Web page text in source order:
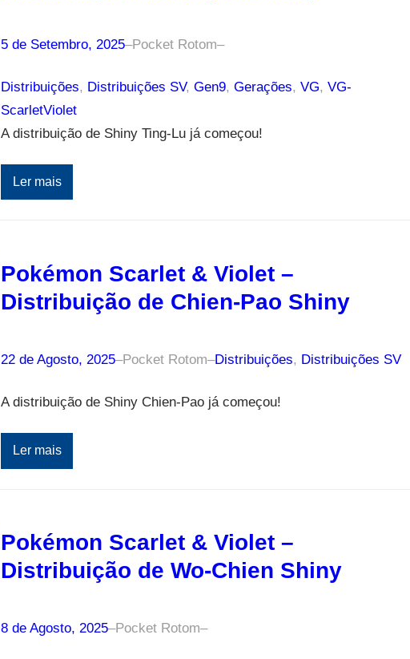
5 de Setembro, 2025–Pocket Rotom–
Distribuições, Distribuições SV, Gen9, Gerações, VG, VG-
ScarletViolet
A distribuição de Shiny Ting-Lu já começou!
Ler mais
Pokémon Scarlet & Violet –
Distribuição de Chien-Pao Shiny
22 de Agosto, 2025–Pocket Rotom–Distribuições, Distribuições SV
A distribuição de Shiny Chien-Pao já começou!
Ler mais
Pokémon Scarlet & Violet –
Distribuição de Wo-Chien Shiny
8 de Agosto, 2025–Pocket Rotom–